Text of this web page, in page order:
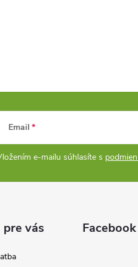
Email
e-mailu súhlasíte s
vás Facebook